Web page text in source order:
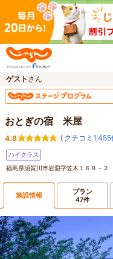
ゲスト さん
おとぎの宿 米屋
4.8 ( クチコミ1,455
ハイクラス
福島県須賀川市岩淵字笠木１６８－２
施設情報 プラン
47件